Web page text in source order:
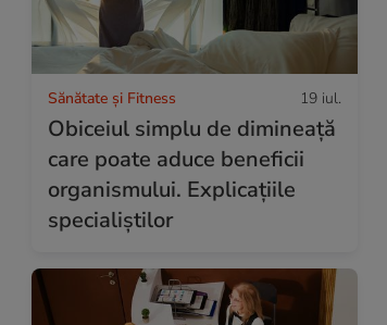
Sănătate și Fitness 19 iul.
Obiceiul simplu de dimineață
care poate aduce beneficii
organismului. Explicațiile
specialiștilor